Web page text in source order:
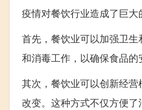
疫情对餐饮行业造成了巨大
首先，餐饮业可以加强卫
和消毒工作，以确保食品的
其次，餐饮业可以创新经
改变。这种方式不仅方便了